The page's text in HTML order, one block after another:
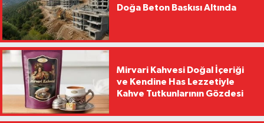
Doğa Beton Baskısı Altında
Mirvari Kahvesi Doğal İçeriği
ve Kendine Has Lezzetiyle
Kahve Tutkunlarının Gözdesi